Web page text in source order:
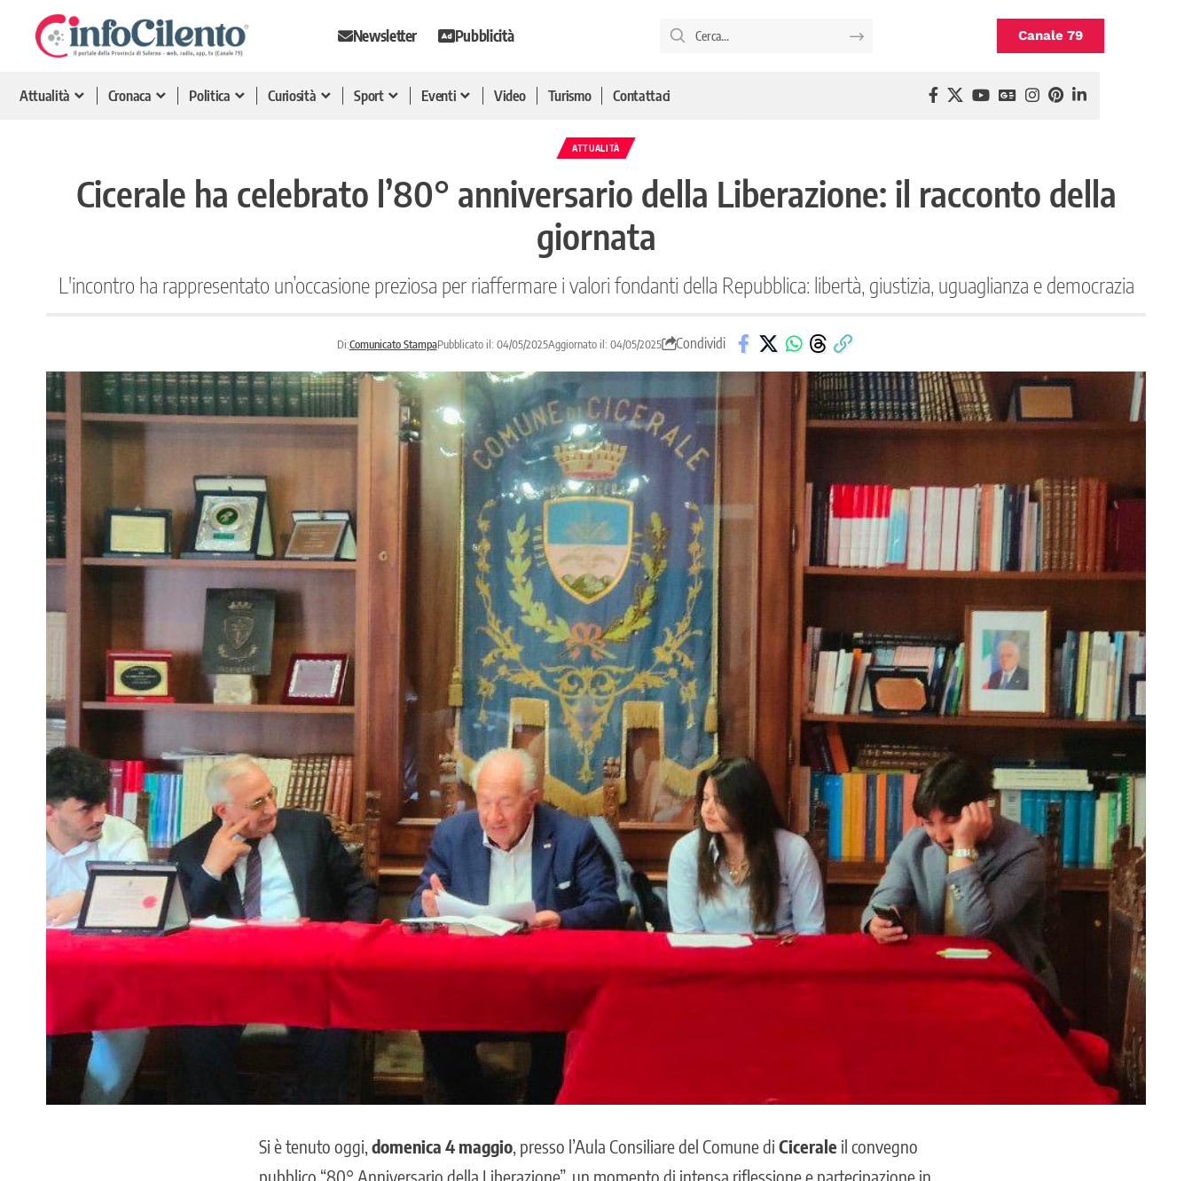
Newsletter Pubblicità Canale 79
Attualità Cronaca Politica Curiosità Sport Eventi Video Turismo Contattaci
ATTUALITÀ
Cicerale ha celebrato l’80° anniversario della Liberazione: il racconto della
giornata
L'incontro ha rappresentato un’occasione preziosa per riaffermare i valori fondanti della Repubblica: libertà, giustizia, uguaglianza e democrazia
Di:Comunicato StampaPubblicato il: 04/05/2025Aggiornato il: 04/05/2025 Condividi
Si è tenuto oggi, domenica 4 maggio , presso l’Aula Consiliare del Comune di Cicerale il convegno
pubblico “80° Anniversario della Liberazione”, un momento di intensa riflessione e partecipazione in